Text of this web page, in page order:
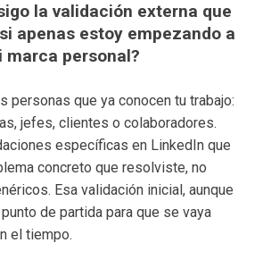
la validación externa que
apenas estoy empezando a
marca personal?
personas que ya conocen tu trabajo:
jefes, clientes o colaboradores.
específicas en LinkedIn que
concreto que resolviste, no
Esa validación inicial, aunque
de partida para que se vaya
el tiempo.